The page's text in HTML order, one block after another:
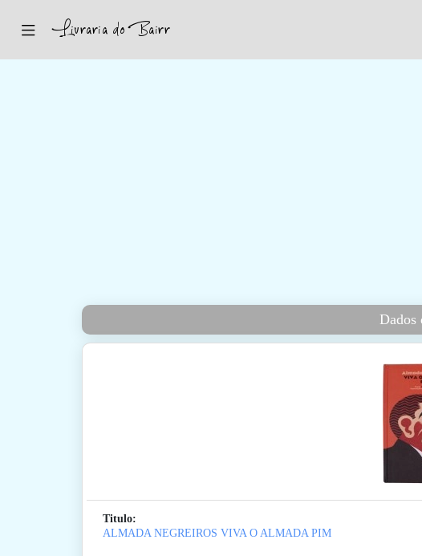
Titulo:
ALMADA NEGREIROS VIVA O ALMADA PIM